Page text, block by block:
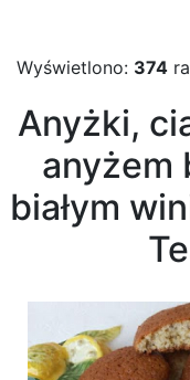
Wyświetlono: 374
Anyżki,
anyżem
białym